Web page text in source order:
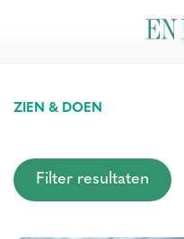
ZIEN & DOEN
Filter resultaten